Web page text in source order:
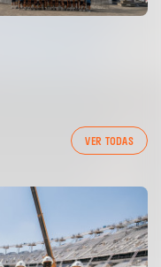
VER TODAS